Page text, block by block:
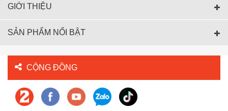
GIỚI THIỆU
SẢN PHẨM NỔI BẬT
CỘNG ĐỒNG